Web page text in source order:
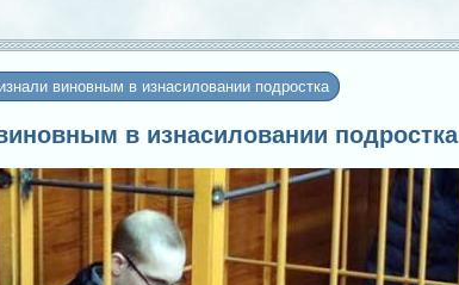
виновным в изнасиловании подростка
в изнасиловании подростка